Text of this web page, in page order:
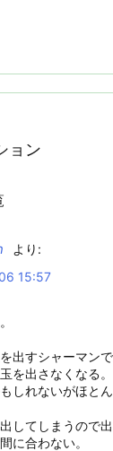
ョン
より:
15:57
出すシャーマン
を出さなくなる。
しれないがほと
してしまうので
に合わない。